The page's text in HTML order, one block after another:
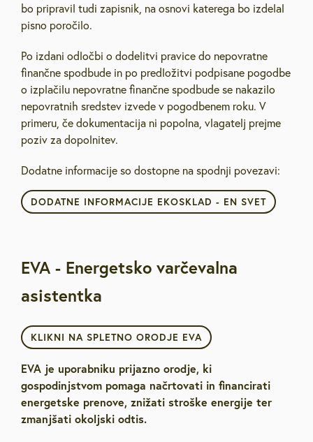
bo pripravil tudi zapisnik, na osnovi katerega bo izdelal
pisno poročilo.
Po izdani odločbi o dodelitvi pravice do nepovratne
finančne spodbude in po predložitvi podpisane pogodbe
o izplačilu nepovratne finančne spodbude se nakazilo
nepovratnih sredstev izvede v pogodbenem roku. V
primeru, če dokumentacija ni popolna, vlagatelj prejme
poziv za dopolnitev.
Dodatne informacije so dostopne na spodnji povezavi:
DODATNE INFORMACIJE EKOSKLAD - EN SVET
EVA - Energetsko varčevalna
asistentka
KLIKNI NA SPLETNO ORODJE EVA
EVA je uporabniku prijazno orodje, ki
gospodinjstvom pomaga načrtovati in financirati
energetske prenove, znižati stroške energije ter
zmanjšati okoljski odtis.